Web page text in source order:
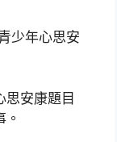
少年心思安
安康題目